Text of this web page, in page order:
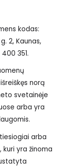
kodas:
2, Kaunas,
351.
norą
svetainėje
arba yra
arba
kuri yra žinoma